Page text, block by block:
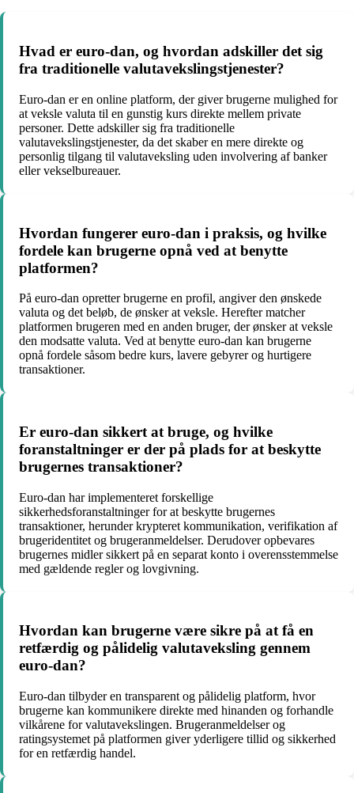
Hvad er euro-dan, og hvordan adskiller det sig
fra traditionelle valutavekslingstjenester?
Euro-dan er en online platform, der giver brugerne mulighed for
at veksle valuta til en gunstig kurs direkte mellem private
personer. Dette adskiller sig fra traditionelle
valutavekslingstjenester, da det skaber en mere direkte og
personlig tilgang til valutaveksling uden involvering af banker
eller vekselbureauer.
Hvordan fungerer euro-dan i praksis, og hvilke
fordele kan brugerne opnå ved at benytte
platformen?
På euro-dan opretter brugerne en profil, angiver den ønskede
valuta og det beløb, de ønsker at veksle. Herefter matcher
platformen brugeren med en anden bruger, der ønsker at veksle
den modsatte valuta. Ved at benytte euro-dan kan brugerne
opnå fordele såsom bedre kurs, lavere gebyrer og hurtigere
transaktioner.
Er euro-dan sikkert at bruge, og hvilke
foranstaltninger er der på plads for at beskytte
brugernes transaktioner?
Euro-dan har implementeret forskellige
sikkerhedsforanstaltninger for at beskytte brugernes
transaktioner, herunder krypteret kommunikation, verifikation af
brugeridentitet og brugeranmeldelser. Derudover opbevares
brugernes midler sikkert på en separat konto i overensstemmelse
med gældende regler og lovgivning.
Hvordan kan brugerne være sikre på at få en
retfærdig og pålidelig valutaveksling gennem
euro-dan?
Euro-dan tilbyder en transparent og pålidelig platform, hvor
brugerne kan kommunikere direkte med hinanden og forhandle
vilkårene for valutavekslingen. Brugeranmeldelser og
ratingsystemet på platformen giver yderligere tillid og sikkerhed
for en retfærdig handel.